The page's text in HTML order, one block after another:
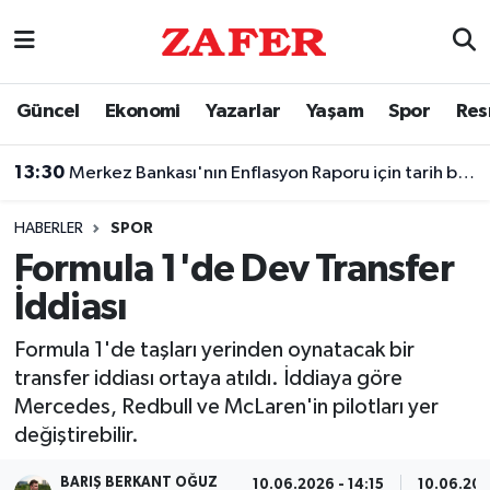
Güncel Ekonomi Yazarlar Yaşam Spor
13:30 Merkez Bankası'nın Enflasyon Raporu için tarih belli oldu
HABERLER SPOR
Formula 1'de Dev Transfer
İddiası
Formula 1'de taşları yerinden oynatacak bir
transfer iddiası ortaya atıldı. İddiaya göre
Mercedes, Redbull ve McLaren'in pilotları yer
değiştirebilir.
BARIŞ BERKANT OĞUZ 10.06.2026 - 14:15
Nöbetçi Eczaneler
Trafik Durumu
Süper Lig Puan Durumu ve Fikstür
Tüm Manşetler
Son Dakika Haberleri
Haber Arşivi